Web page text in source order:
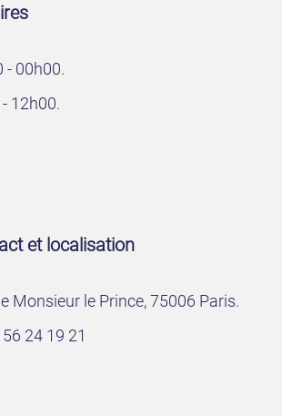
- 00h00.
12h00.
et localisation
Monsieur le Prince, 75006 Paris.
56 24 19 21